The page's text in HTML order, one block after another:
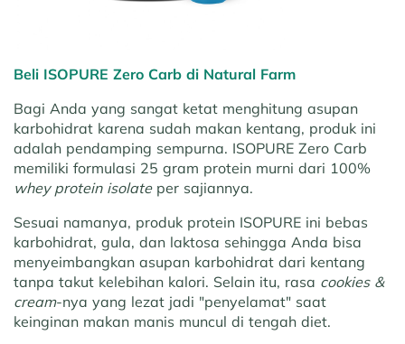
Beli ISOPURE Zero Carb di Natural Farm
Bagi Anda yang sangat ketat menghitung asupan
karbohidrat karena sudah makan kentang, produk ini
adalah pendamping sempurna. ISOPURE Zero Carb
memiliki formulasi 25 gram protein murni dari 100%
whey protein isolate per sajiannya.
Sesuai namanya, produk protein ISOPURE ini bebas
karbohidrat, gula, dan laktosa sehingga Anda bisa
menyeimbangkan asupan karbohidrat dari kentang
tanpa takut kelebihan kalori. Selain itu, rasa cookies &
cream-nya yang lezat jadi "penyelamat" saat
keinginan makan manis muncul di tengah diet.